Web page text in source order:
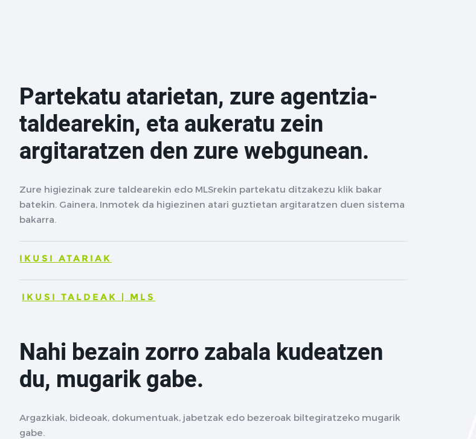
Partekatu atarietan, zure agentzia-
taldearekin, eta aukeratu zein
argitaratzen den zure webgunean.
Zure higiezinak zure taldearekin edo MLSrekin partekatu ditzakezu klik bakar
batekin. Gainera, Inmotek da higiezinen atari guztietan argitaratzen duen sistema
bakarra.
IKUSI ATARIAK
IKUSI TALDEAK | MLS
Nahi bezain zorro zabala kudeatzen
du, mugarik gabe.
Argazkiak, bideoak, dokumentuak, jabetzak edo bezeroak biltegiratzeko mugarik
gabe.